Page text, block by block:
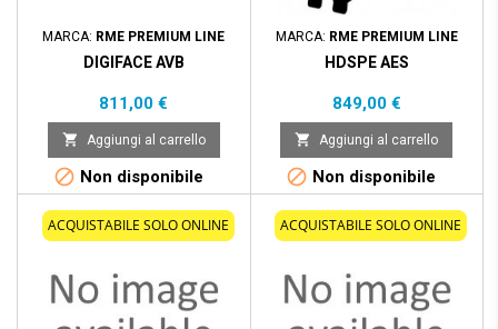
MARCA: RME PREMIUM LINE
DIGIFACE AVB
Prezzo
811,00 €
 Aggiungi al carrello
 Non disponibile
MARCA: RME PREMIUM LINE
HDSPE AES
Prezzo
849,00 €
 Aggiungi al carrello
 Non disponibile
ACQUISTABILE SOLO ONLINE ACQUISTABILE SOLO ONLINE